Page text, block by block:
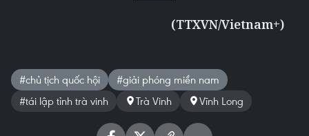
(TTXVN/Vietnam+)
#chủ tịch quốc hội
#giải phóng miền nam
#tái lập tỉnh trà vinh
Trà Vinh Vĩnh Long